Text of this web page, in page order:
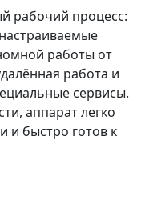
рабочий процесс:
работы от
работа и
сервисы.
аппарат легко
и быстро готов к